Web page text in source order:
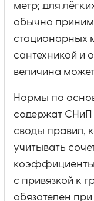
метр; для
обычно
стационарных
сантехникой и
величина
Нормы по
содержат СНиП
своды правил,
учитывать
коэффициенты
с привязкой к
обязателен